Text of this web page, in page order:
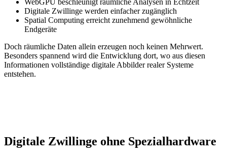
WebGPU beschleunigt räumliche Analysen in Echtzeit
Digitale Zwillinge werden einfacher zugänglich
Spatial Computing erreicht zunehmend gewöhnliche
Endgeräte
Doch räumliche Daten allein erzeugen noch keinen Mehrwert.
Besonders spannend wird die Entwicklung dort, wo aus diesen
Informationen vollständige digitale Abbilder realer Systeme
entstehen.
Digitale Zwillinge ohne Spezialhardware